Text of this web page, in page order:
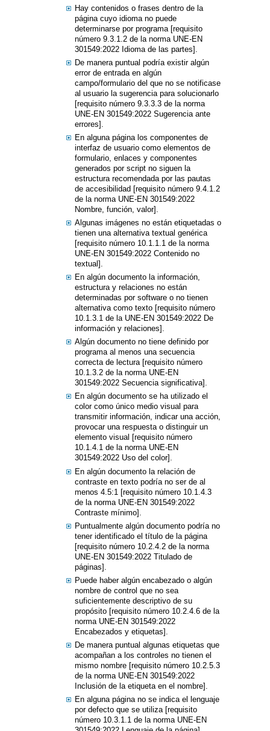
Hay contenidos o frases dentro de la
página cuyo idioma no puede
determinarse por programa [requisito
número 9.3.1.2 de la norma UNE-EN
301549:2022 Idioma de las partes].
De manera puntual podría existir algún
error de entrada en algún
campo/formulario del que no se notificase
al usuario la sugerencia para solucionarlo
[requisito número 9.3.3.3 de la norma
UNE-EN 301549:2022 Sugerencia ante
errores].
En alguna página los componentes de
interfaz de usuario como elementos de
formulario, enlaces y componentes
generados por script no siguen la
estructura recomendada por las pautas
de accesibilidad [requisito número 9.4.1.2
de la norma UNE-EN 301549:2022
Nombre, función, valor].
Algunas imágenes no están etiquetadas o
tienen una alternativa textual genérica
[requisito número 10.1.1.1 de la norma
UNE-EN 301549:2022 Contenido no
textual].
En algún documento la información,
estructura y relaciones no están
determinadas por software o no tienen
alternativa como texto [requisito número
10.1.3.1 de la UNE-EN 301549:2022 De
información y relaciones].
Algún documento no tiene definido por
programa al menos una secuencia
correcta de lectura [requisito número
10.1.3.2 de la norma UNE-EN
301549:2022 Secuencia significativa].
En algún documento se ha utilizado el
color como único medio visual para
transmitir información, indicar una acción,
provocar una respuesta o distinguir un
elemento visual [requisito número
10.1.4.1 de la norma UNE-EN
301549:2022 Uso del color].
En algún documento la relación de
contraste en texto podría no ser de al
menos 4.5:1 [requisito número 10.1.4.3
de la norma UNE-EN 301549:2022
Contraste mínimo].
Puntualmente algún documento podría no
tener identificado el título de la página
[requisito número 10.2.4.2 de la norma
UNE-EN 301549:2022 Titulado de
páginas].
Puede haber algún encabezado o algún
nombre de control que no sea
suficientemente descriptivo de su
propósito [requisito número 10.2.4.6 de la
norma UNE-EN 301549:2022
Encabezados y etiquetas].
De manera puntual algunas etiquetas que
acompañan a los controles no tienen el
mismo nombre [requisito número 10.2.5.3
de la norma UNE-EN 301549:2022
Inclusión de la etiqueta en el nombre].
En alguna página no se indica el lenguaje
por defecto que se utiliza [requisito
número 10.3.1.1 de la norma UNE-EN